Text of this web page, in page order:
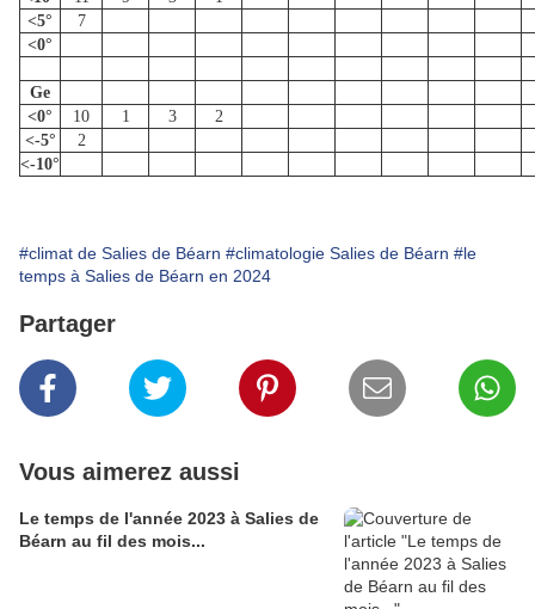
<5°
7
<0°
Ge
<0°
10 1 3
2
<-5°
2
<-10°
#climat de Salies de Béarn #climatologie Salies de Béarn #le
temps à Salies de Béarn en 2024
Partager
Vous aimerez aussi
Le temps de l'année 2023 à Salies de
Béarn au fil des mois...